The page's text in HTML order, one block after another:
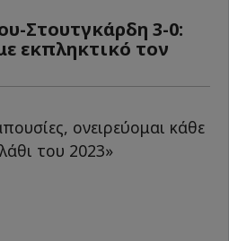
Στουτγκάρδη 3-0:
εκπληκτικό τον